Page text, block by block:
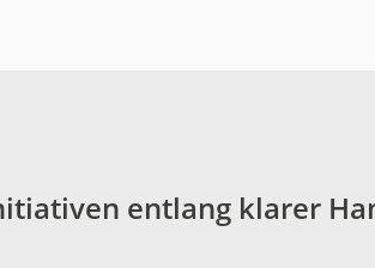
entlang klarer